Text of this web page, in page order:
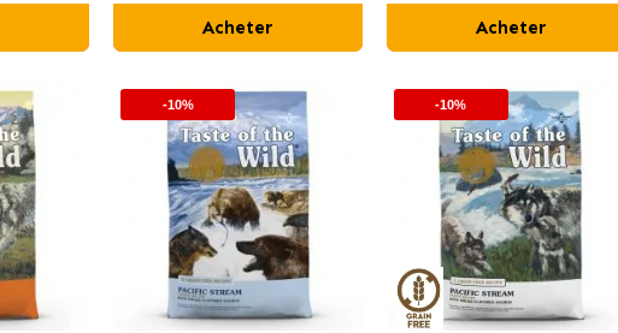
Acheter Acheter
-10% -10%